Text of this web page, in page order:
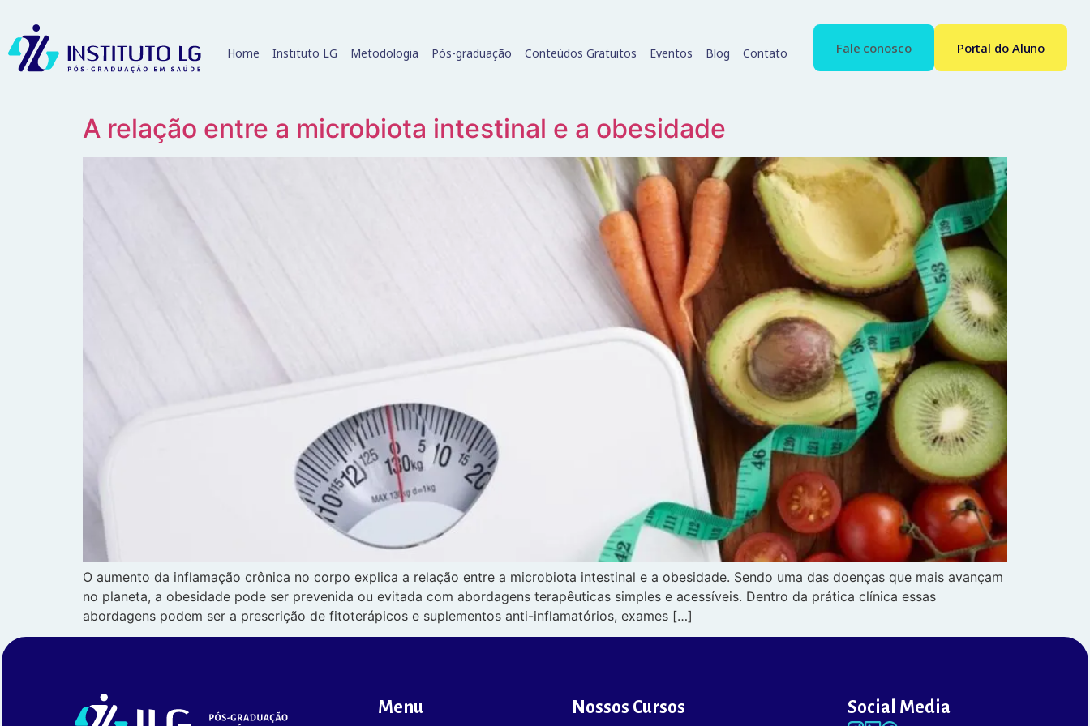
Home Instituto LG Metodologia Pós-graduação Conteúdos Gratuitos Eventos Blog Contato Fale conosco Portal do Aluno
A relação entre a microbiota intestinal e a obesidade
O aumento da inflamação crônica no corpo explica a relação entre a microbiota intestinal e a obesidade. Sendo uma das doenças que mais avançam
no planeta, a obesidade pode ser prevenida ou evitada com abordagens terapêuticas simples e acessíveis. Dentro da prática clínica essas
abordagens podem ser a prescrição de fitoterápicos e suplementos anti-inflamatórios, exames […]
Menu Nossos Cursos Social Media